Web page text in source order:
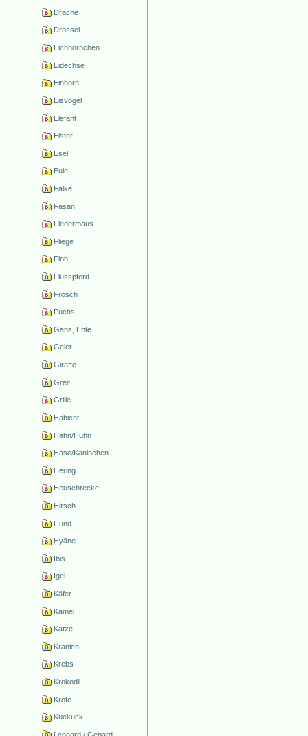
Drache
Drossel
Eichhörnchen
Eidechse
Einhorn
Eisvogel
Elefant
Elster
Esel
Eule
Falke
Fasan
Fledermaus
Fliege
Floh
Flusspferd
Frosch
Fuchs
Gans, Ente
Geier
Giraffe
Greif
Grille
Habicht
Hahn/Huhn
Hase/Kaninchen
Hering
Heuschrecke
Hirsch
Hund
Hyäne
Ibis
Igel
Käfer
Kamel
Katze
Kranich
Krebs
Krokodil
Kröte
Kuckuck